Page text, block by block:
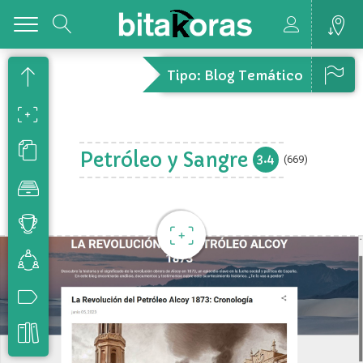
Tipo: Blog Temático
Petróleo y Sangre 3.4 (669)